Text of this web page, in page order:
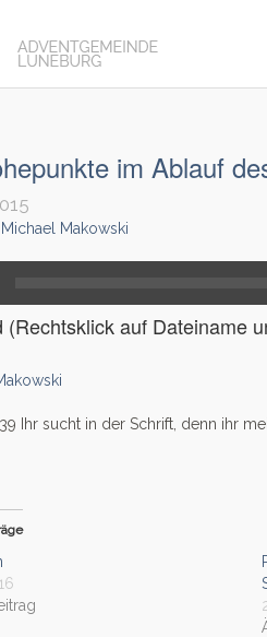
im Ablauf
Michael Makowski
(Rechtsklick auf Dateiname
Ihr sucht in der Schrift, denn ihr